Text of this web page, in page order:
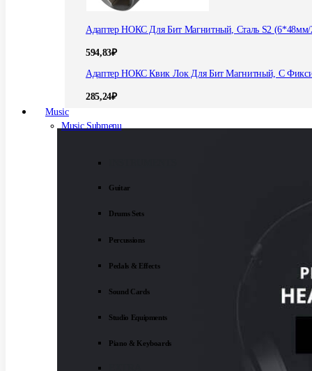
Адаптер НОКС Для Бит Магнитный, Сталь S2
594,83₽
Адаптер НОКС Квик Лок Для Бит Магнитный, С
285,24₽
Music
Music Submenu
Guitar
Drums Sets
Percussions
Pedals & Effects
Sound Cards
Studio Equipments
Piano & Keyboards